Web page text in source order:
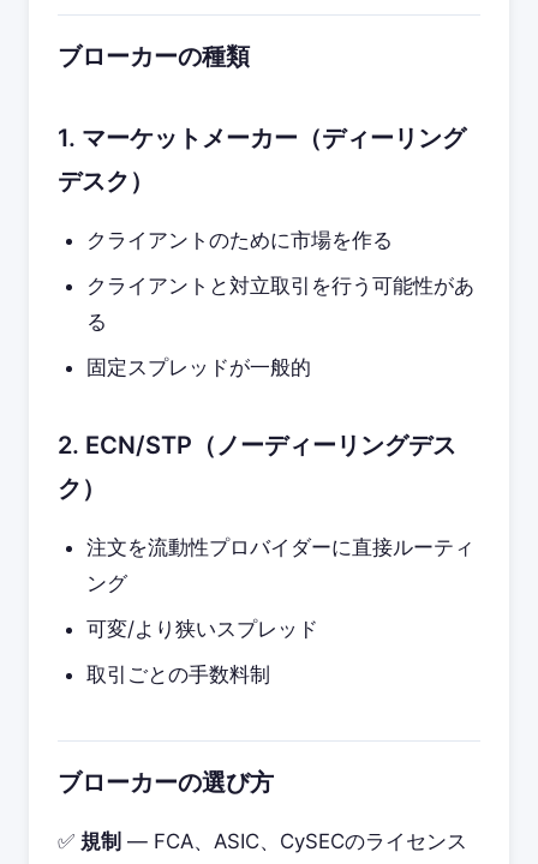
ブローカーの種類
1. マーケットメーカー（ディーリング
デスク）
クライアントのために市場を作る
クライアントと対立取引を行う可能性があ
る
固定スプレッドが一般的
2. ECN/STP（ノーディーリングデス
ク）
注文を流動性プロバイダーに直接ルーティ
ング
可変/より狭いスプレッド
取引ごとの手数料制
ブローカーの選び方
✅ 規制 — FCA、ASIC、CySECのライセンス